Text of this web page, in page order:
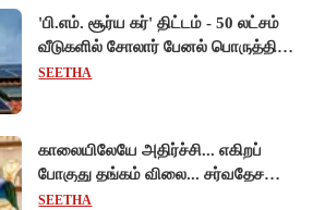
'பி.எம். சூர்ய கர்' திட்டம் - 50 லட்சம்
வீடுகளில் சோலார் பேனல் பொருத்தி
மத்திய அரசு சாதனை!
SEETHA
காலையிலேயே அதிர்ச்சி... எகிறப்
போகுது தங்கம் விலை... சர்வதேச
சந்தையில் $192 உயர்வு - இந்திய
SEETHA